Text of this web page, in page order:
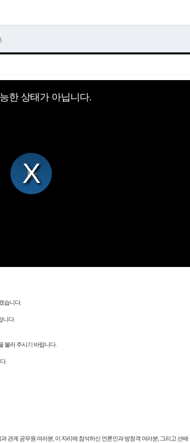
Play
한 상태가 아닙니다.
습니다.
니다.
불러 주시기 바랍니다.
.
관계 공무원 여러분, 이 자리에 참석하신 언론인과 방청객 여러분, 그리고 선배·